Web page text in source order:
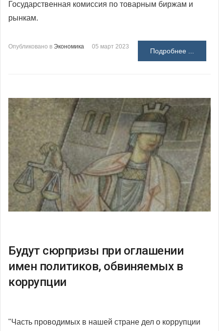
Государственная комиссия по товарным биржам и
рынкам.
Опубликовано в Экономика 05 март 2023
Подробнее ...
Будут сюрпризы при оглашении
имен политиков, обвиняемых в
коррупции
"Часть проводимых в нашей стране дел о коррупции